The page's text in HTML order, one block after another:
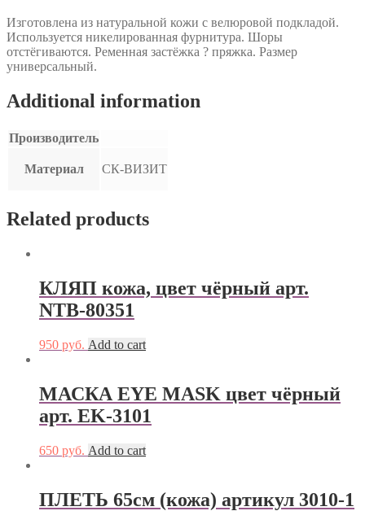
Изготовлена из натуральной кожи с велюровой подкладой.
Используется никелированная фурнитура. Шоры
отстёгиваются. Ременная застёжка ? пряжка. Размер
универсальный.
Additional information
Производитель
Материал СК-ВИЗИТ
Related products
КЛЯП кожа, цвет чёрный арт.
NTB-80351
950 руб. Add to cart
МАСКА EYE MASK цвет чёрный
арт. EK-3101
650 руб. Add to cart
ПЛЕТЬ 65см (кожа) артикул 3010-1